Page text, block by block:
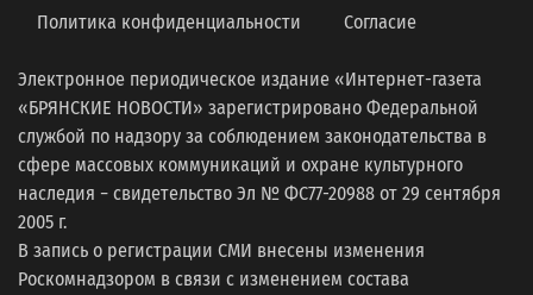
Политика конфиденциальности Согласие
Электронное периодическое издание «Интернет-газета
«БРЯНСКИЕ НОВОСТИ» зарегистрировано Федеральной
службой по надзору за соблюдением законодательства в
сфере массовых коммуникаций и охране культурного
наследия − свидетельство Эл № ФС77-20988 от 29 сентября
2005 г.
В запись о регистрации СМИ внесены изменения
Роскомнадзором в связи с изменением состава